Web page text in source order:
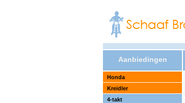
Aanbiedingen
Honda
Kreidler
4-takt